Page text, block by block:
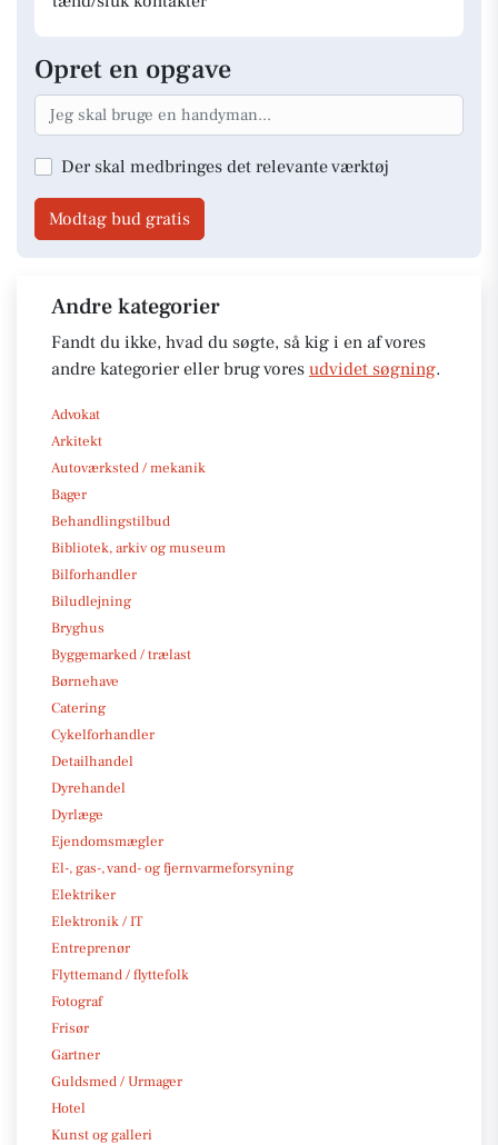
Opret en opgave
Der skal medbringes det relevante værktøj
Modtag bud gratis
Andre kategorier
Fandt du ikke, hvad du søgte, så kig i en af vores
andre kategorier eller brug vores udvidet søgning.
Advokat
Arkitekt
Autoværksted / mekanik
Bager
Behandlingstilbud
Bibliotek, arkiv og museum
Bilforhandler
Biludlejning
Bryghus
Byggemarked / trælast
Børnehave
Catering
Cykelforhandler
Detailhandel
Dyrehandel
Dyrlæge
Ejendomsmægler
El-, gas-, vand- og fjernvarmeforsyning
Elektriker
Elektronik / IT
Entreprenør
Flyttemand / flyttefolk
Fotograf
Frisør
Gartner
Guldsmed / Urmager
Hotel
Kunst og galleri